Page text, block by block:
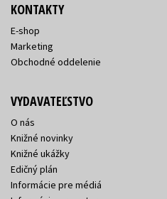
KONTAKTY
E-shop
Marketing
Obchodné oddelenie
VYDAVATEĽSTVO
O nás
Knižné novinky
Knižné ukážky
Edičný plán
Informácie pre médiá